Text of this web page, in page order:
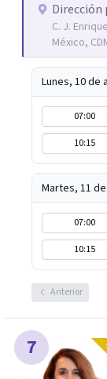
C. J.
México,
Lunes, 10 de
07:00
10:15
Martes, 11
07:00
10:15
Anterior
7